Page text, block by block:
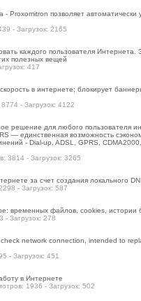
позволяет автоматически
- Загрузок: 2165
каждого пользователя
полезных вещей
417
в интернете; блокирует
- Загрузок: 4122
решение для любого пользователя
— единственная возможность
- Dial-up, ADSL, GPRS,
3814 - Загрузок: 3265
за счет создания локального
- Загрузок: 587
временных файлов, cookies, истории
- Загрузок: 278
network connection, intended to
- Загрузок: 451
в Интернете
1936 - Загрузок: 502